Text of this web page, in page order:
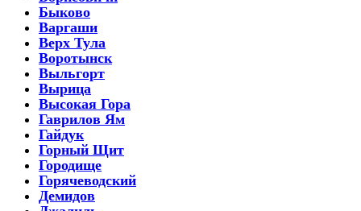
Быково
Варгаши
Верх Тула
Воротынск
Выльгорт
Вырица
Высокая Гора
Гаврилов Ям
Гайдук
Горный Щит
Городище
Горячеводский
Демидов